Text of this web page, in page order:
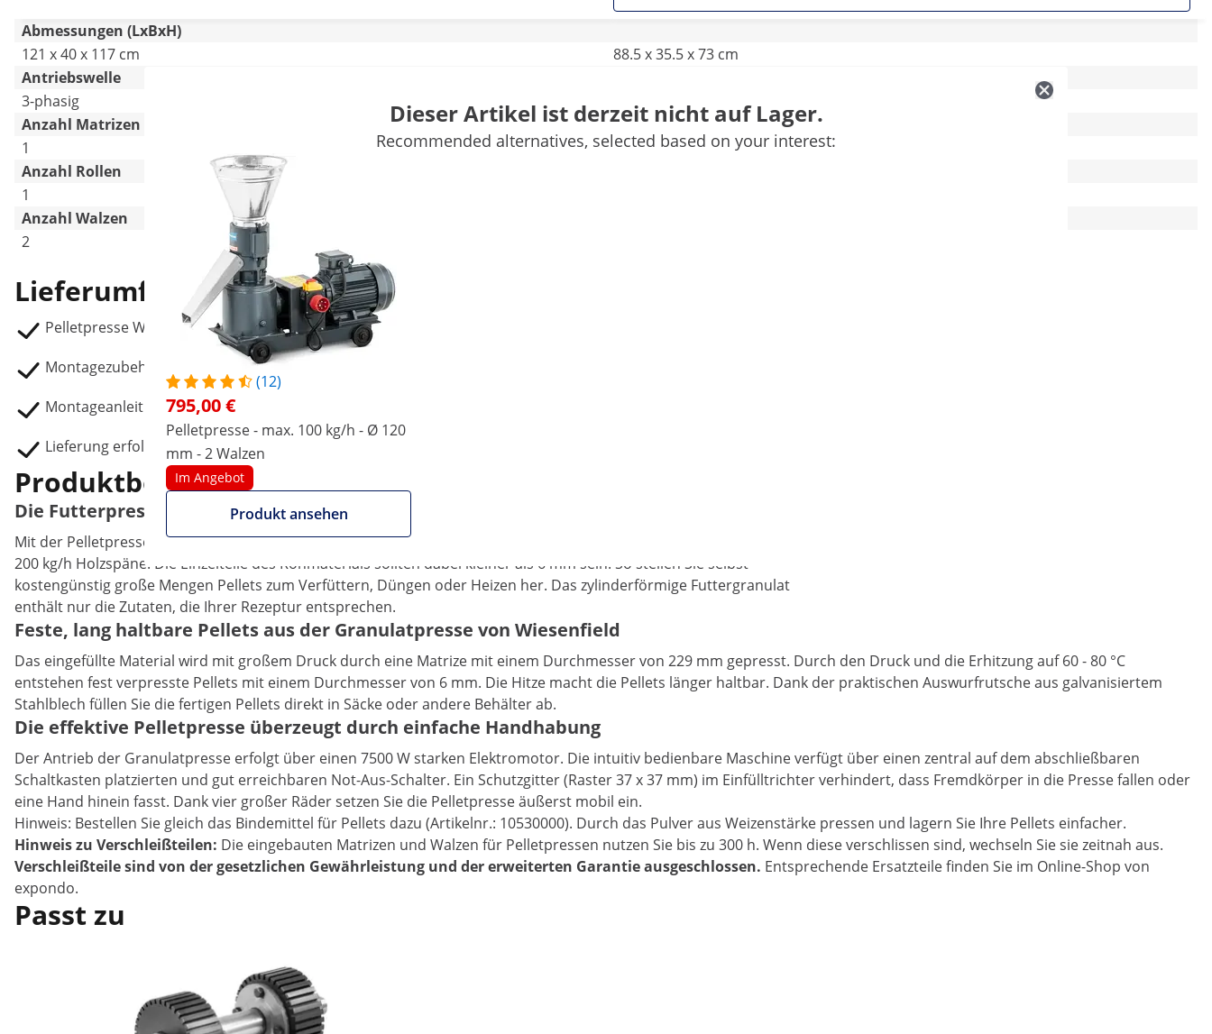
Abmessungen (LxBxH)
121 x 40 x 117 cm
88.5 x 35.5 x 73 cm
Antriebswelle
3-phasig
3-phasig
Anzahl Matrizen
1
1
Anzahl Rollen
1
Anzahl Walzen
2
Lieferumfang
Pelletpresse WIE-PM-2000
Montagezubehör
Montageanleitung
Lieferung erfolgt OHNE Netzstecker.
Dieser Artikel ist derzeit nicht auf Lager.
Recommended alternatives, selected based on your interest:
(12)
795,00 €
Pelletpresse - max. 100 kg/h - Ø 120
mm - 2 Walzen
Im Angebot
Produkt ansehen
Produktbeschreibung
Die Futterpresse für große Mengen Futtersticks in kurzer Zeit
Mit der Pelletpresse von Wiesenfield produzieren Sie bis zu 200 kg Futtersticks pro Stunde oder verarbeiten bis zu
200 kg/h Holzspäne. Die Einzelteile des Rohmaterials sollten dabei kleiner als 6 mm sein. So stellen Sie selbst
kostengünstig große Mengen Pellets zum Verfüttern, Düngen oder Heizen her. Das zylinderförmige Futtergranulat
enthält nur die Zutaten, die Ihrer Rezeptur entsprechen.
Feste, lang haltbare Pellets aus der Granulatpresse von Wiesenfield
Das eingefüllte Material wird mit großem Druck durch eine Matrize mit einem Durchmesser von 229 mm gepresst. Durch den Druck und die Erhitzung auf 60 - 80 °C
entstehen fest verpresste Pellets mit einem Durchmesser von 6 mm. Die Hitze macht die Pellets länger haltbar. Dank der praktischen Auswurfrutsche aus galvanisiertem
Stahlblech füllen Sie die fertigen Pellets direkt in Säcke oder andere Behälter ab.
Die effektive Pelletpresse überzeugt durch einfache Handhabung
Der Antrieb der Granulatpresse erfolgt über einen 7500 W starken Elektromotor. Die intuitiv bedienbare Maschine verfügt über einen zentral auf dem abschließbaren
Schaltkasten platzierten und gut erreichbaren Not-Aus-Schalter. Ein Schutzgitter (Raster 37 x 37 mm) im Einfülltrichter verhindert, dass Fremdkörper in die Presse fallen oder
eine Hand hinein fasst. Dank vier großer Räder setzen Sie die Pelletpresse äußerst mobil ein.
Hinweis: Bestellen Sie gleich das Bindemittel für Pellets dazu (Artikelnr.: 10530000). Durch das Pulver aus Weizenstärke pressen und lagern Sie Ihre Pellets einfacher.
Hinweis zu Verschleißteilen: Die eingebauten Matrizen und Walzen für Pelletpressen nutzen Sie bis zu 300 h. Wenn diese verschlissen sind, wechseln Sie sie zeitnah aus.
Verschleißteile sind von der gesetzlichen Gewährleistung und der erweiterten Garantie ausgeschlossen. Entsprechende Ersatzteile finden Sie im Online-Shop von
expondo.
Passt zu